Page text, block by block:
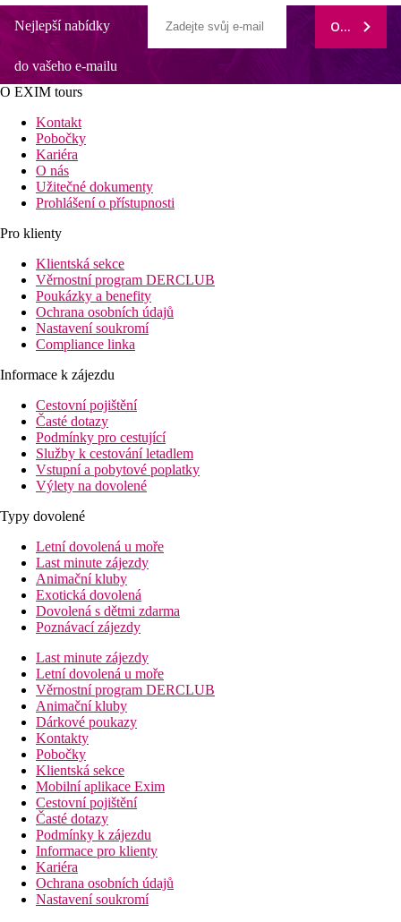
Nejlepší nabídky
do vašeho e-mailu
ODEBÍRAT
O EXIM tours
Kontakt
Pobočky
Kariéra
O nás
Užitečné dokumenty
Prohlášení o přístupnosti
Pro klienty
Klientská sekce
Věrnostní program DERCLUB
Poukázky a benefity
Ochrana osobních údajů
Nastavení soukromí
Compliance linka
Informace k zájezdu
Cestovní pojištění
Časté dotazy
Podmínky pro cestující
Služby k cestování letadlem
Vstupní a pobytové poplatky
Výlety na dovolené
Typy dovolené
Letní dovolená u moře
Last minute zájezdy
Animační kluby
Exotická dovolená
Dovolená s dětmi zdarma
Poznávací zájezdy
Last minute zájezdy
Letní dovolená u moře
Věrnostní program DERCLUB
Animační kluby
Dárkové poukazy
Kontakty
Pobočky
Klientská sekce
Mobilní aplikace Exim
Cestovní pojištění
Časté dotazy
Podmínky k zájezdu
Informace pro klienty
Kariéra
Ochrana osobních údajů
Nastavení soukromí